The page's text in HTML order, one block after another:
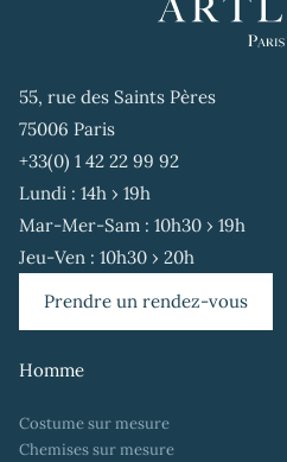
55, rue des Saints Pères
75006 Paris
+33(0) 1 42 22 99 92
Lundi : 14h › 19h
Mar-Mer-Sam : 10h30 › 19h
Jeu-Ven : 10h30 › 20h
Prendre un rendez-vous
Homme
Costume sur mesure
Chemises sur mesure